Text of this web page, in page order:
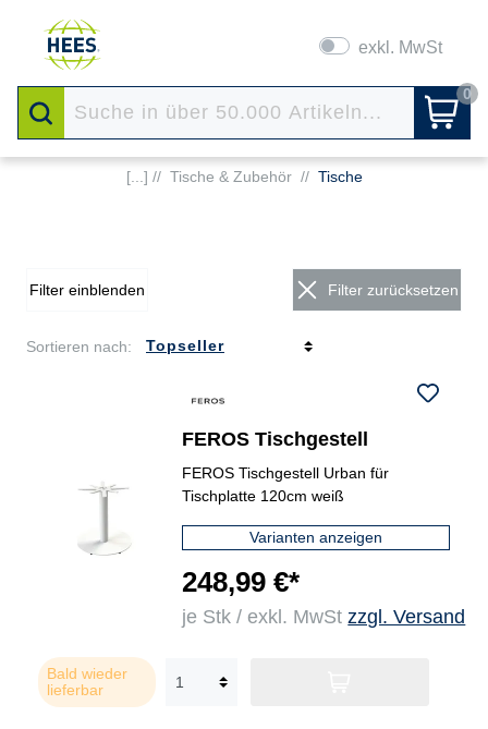
exkl. MwSt
0
[...] // Tische & Zubehör // Tische
Filter einblenden Filter zurücksetzen
Sortieren nach:
FEROS Tischgestell
FEROS Tischgestell Urban für
Tischplatte 120cm weiß
Varianten anzeigen
248,99 €*
je Stk / exkl. MwStzzgl. Versand
Bald wieder
lieferbar